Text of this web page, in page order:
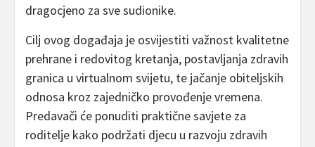
dragocjeno za sve sudionike.
Cilj ovog događaja je osvijestiti važnost kvalitetne
prehrane i redovitog kretanja, postavljanja zdravih
granica u virtualnom svijetu, te jačanje obiteljskih
odnosa kroz zajedničko provođenje vremena.
Predavači će ponuditi praktične savjete za
roditelje kako podržati djecu u razvoju zdravih